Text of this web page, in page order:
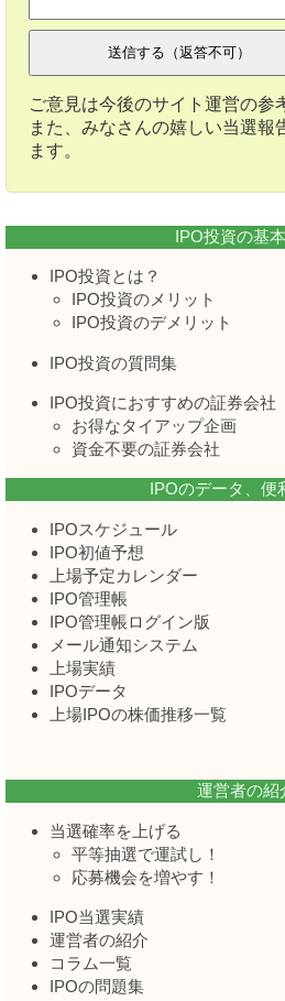
ご意見は今後のサイト運営の参
また、みなさんの嬉しい当選報
ます。
IPO投資の基
IPO投資とは？
IPO投資のメリット
IPO投資のデメリット
IPO投資の質問集
IPO投資におすすめの証券会社
お得なタイアップ企画
資金不要の証券会社
IPOのデータ、便
IPOスケジュール
IPO初値予想
上場予定カレンダー
IPO管理帳
IPO管理帳ログイン版
メール通知システム
上場実績
IPOデータ
上場IPOの株価推移一覧
運営者の紹
当選確率を上げる
平等抽選で運試し！
応募機会を増やす！
IPO当選実績
運営者の紹介
コラム一覧
IPOの問題集